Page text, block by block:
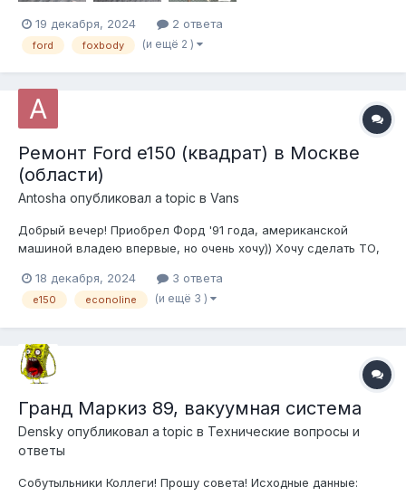
19 декабря, 2024 2 ответа
ford foxbody (и ещё 2 )
Ремонт Ford e150 (квадрат) в Москве
(области)
Antosha опубликовал a topic в Vans
Добрый вечер! Приобрел Форд '91 года, американской
машиной владею впервые, но очень хочу)) Хочу сделать ТО,
Плюсом там битое крыло и чуть морды. Прошу поделиться
контактами кто, может помочь с ремонтом и наставить на
18 декабря, 2024 3 ответа
e150 econoline (и ещё 3 )
Гранд Маркиз 89, вакуумная система
Densky опубликовал a topic в Технические вопросы и
ответы
Собутыльники Коллеги! Прошу совета! Исходные данные: